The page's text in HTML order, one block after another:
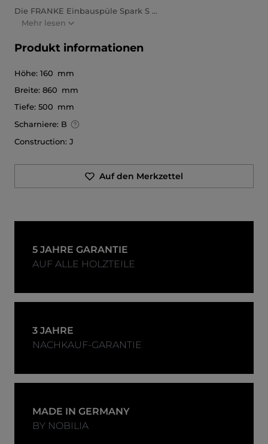
Die FRANKE Einbauspüle Spark S ...
Mehr lesen
Produkt informationen
Höhe: 160 mm
Breite: 860 mm
Tiefe: 500 mm
Scharniere: B
Construction: J
Auf den Merkzettel
5 JAHRE GARANTIE
AUF ALLE HOLZTEILE
3 JAHRE
NACHKAUF-GARANTIE
MADE IN GERMANY
BY NOBILIA